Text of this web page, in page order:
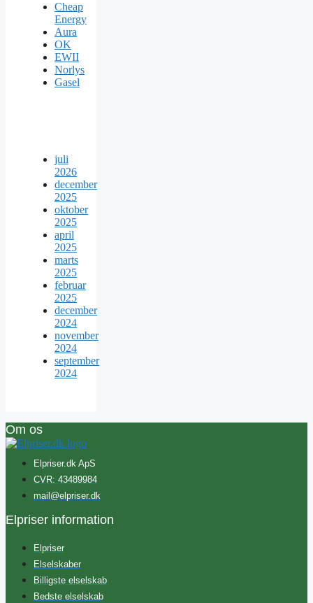
Cheap
Energy
Aura
OK
EWII
Norlys
Gasel
juli
2026
december
2025
oktober
2025
april
2025
marts
2025
februar
2025
december
2024
november
2024
september
2024
Om os
Elpriser.dk ApS
CVR: 43489984
mail@elpriser.dk
Elpriser information
Elpriser
Elselskaber
Billigste elselskab
Bedste elselskab